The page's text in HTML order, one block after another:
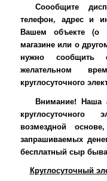
Соообщите
телефон, адрес и
Вашем объекте (о
магазине или о
нужно сообщить
желательном
круглосуточного
Внимание! Наша
круглосуточного
возмездной
запрашиваемых
бесплатный сыр
Круглосуточный